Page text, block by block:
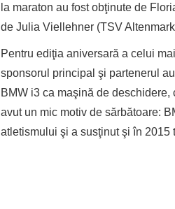
la maraton au fost obţinute de
de Julia Viellehner (TSV
Pentru ediţia aniversară a celui
sponsorul principal şi partenerul
BMW i3 ca maşină de
avut un mic motiv de sărbătoare:
atletismului şi a susţinut şi în 2015